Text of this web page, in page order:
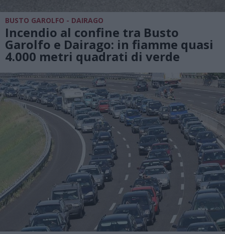
BUSTO GAROLFO - DAIRAGO
Incendio al confine tra Busto
Garolfo e Dairago: in fiamme quasi
4.000 metri quadrati di verde